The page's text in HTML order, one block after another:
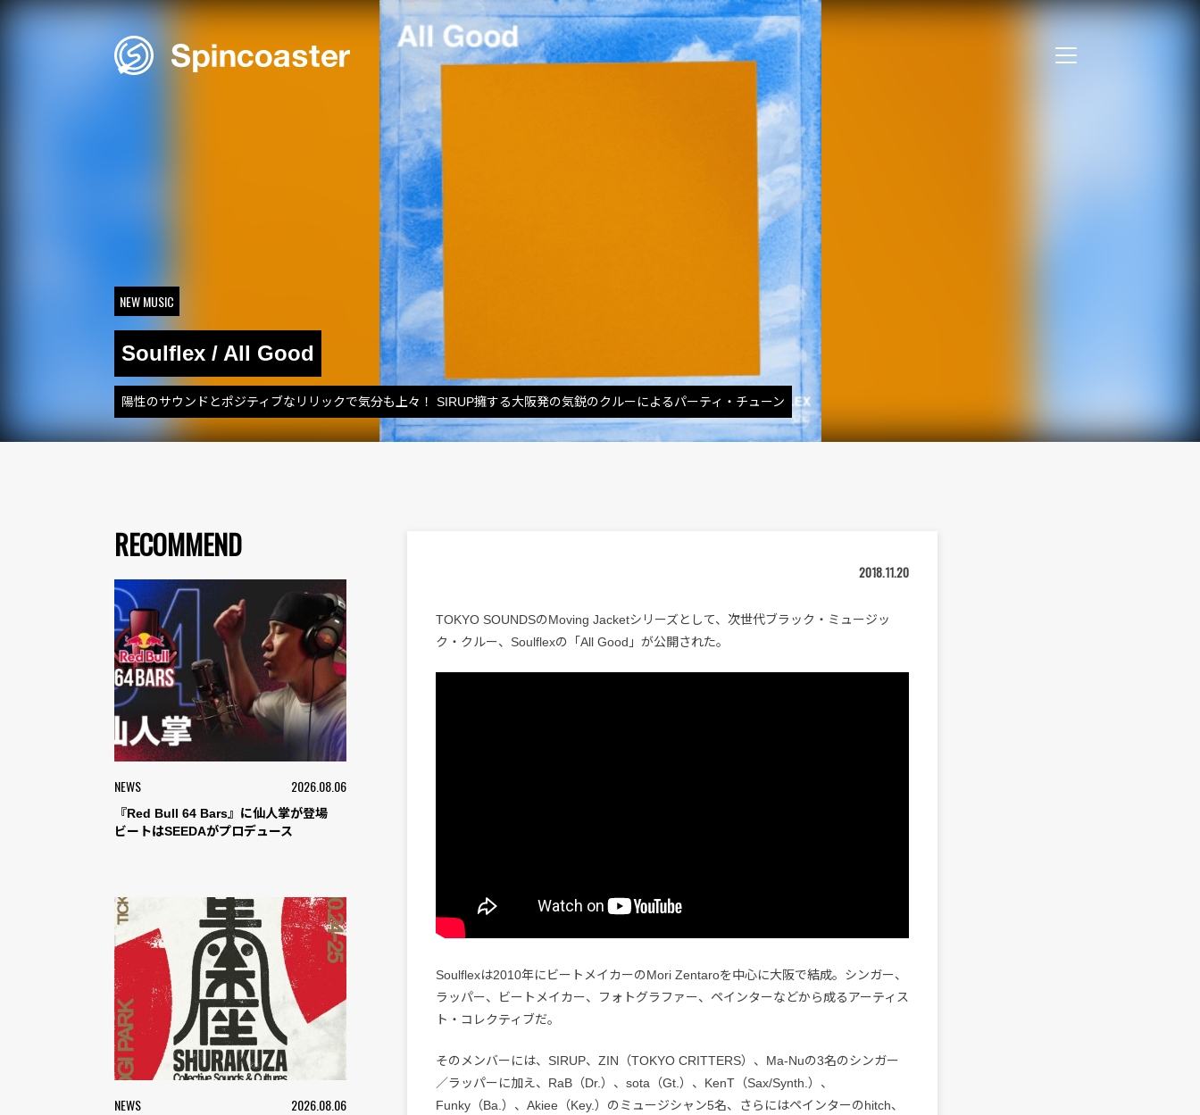
Skip
NEW MUSIC
Soulflex / All Good
陽性のサウンドとポジティブなリリックで気分も上々！ SIRUP擁する大阪発の気鋭のクルーによるパーティ・チューン
RECOMMEND
NEWS 2026.08.06
『Red Bull 64 Bars』に仙人掌が登場
ビートはSEEDAがプロデュース
NEWS 2026.08.06
2018.11.20
TOKYO SOUNDSのMoving Jacketシリーズとして、次世代ブラック・ミュージッ
ク・クルー、Soulflexの「All Good」が公開された。
Soulflexは2010年にビートメイカーのMori Zentaroを中心に大阪で結成。シンガー、
ラッパー、ビートメイカー、フォトグラファー、ペインターなどから成るアーティス
ト・コレクティブだ。
そのメンバーには、SIRUP、ZIN（TOKYO CRITTERS）、Ma-Nuの3名のシンガー
／ラッパーに加え、RaB（Dr.）、sota（Gt.）、KenT（Sax/Synth.）、
Funky（Ba.）、Akiee（Key.）のミュージシャン5名、さらにはペインターのhitch、